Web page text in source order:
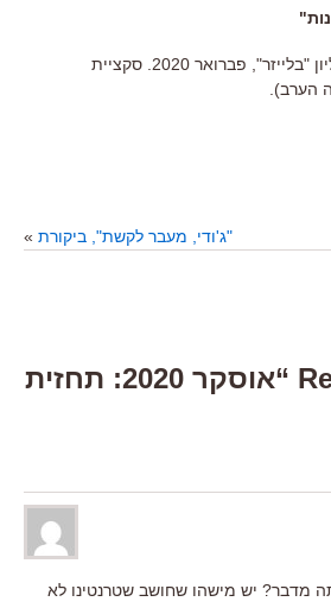
(הטקסט המרכזי מתוך גיליון "בלייזר", פברואר 2020. סקציית
הערב).
"ג'ודי, מעבר לקשת", ביקורת »
3 Responses to “אוסקר 2020: תחזית
4. על מה אתה מדבר? יש מישהו שחושב שטרנטינו לא